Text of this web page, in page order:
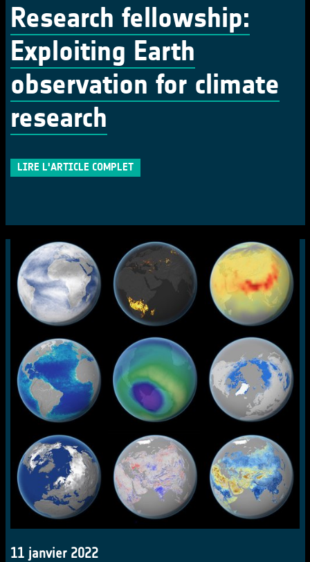
Research fellowship:
Exploiting Earth
observation for climate
research
LIRE L'ARTICLE COMPLET
11 janvier 2022